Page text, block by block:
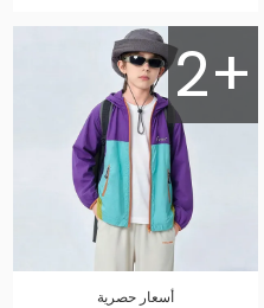
2+
أسعار حصرية